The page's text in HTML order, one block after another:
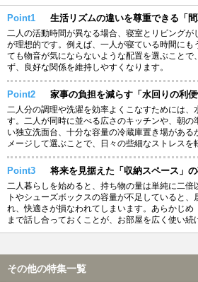
Point1 生活リズムの違いを尊重できる「間
二人の活動時間が異なる場合、寝室とリビングが
が理想的です。例えば、一人が寝ている時間にも
ても物音が気にならないような配置を選ぶことで
ず、良好な関係を維持しやすくなります。
Point2 家事の負担を減らす「水回りの利便
二人分の調理や洗濯を効率よくこなすためには、
す。二人が同時に並べる広さのキッチンや、朝の
い独立洗面台、十分な容量の冷蔵庫置き場がある
メージして選ぶことで、日々の些細なストレスを
Point3 将来を見据えた「収納スペース」
二人暮らしを始めると、持ち物の量は単純に二倍
トやシューズボックスの容量が不足していると、
れ、快適さが損なわれてしまいます。あらかじめ
まで話し合っておくことが、お部屋を広く使い続
その他の特集一覧